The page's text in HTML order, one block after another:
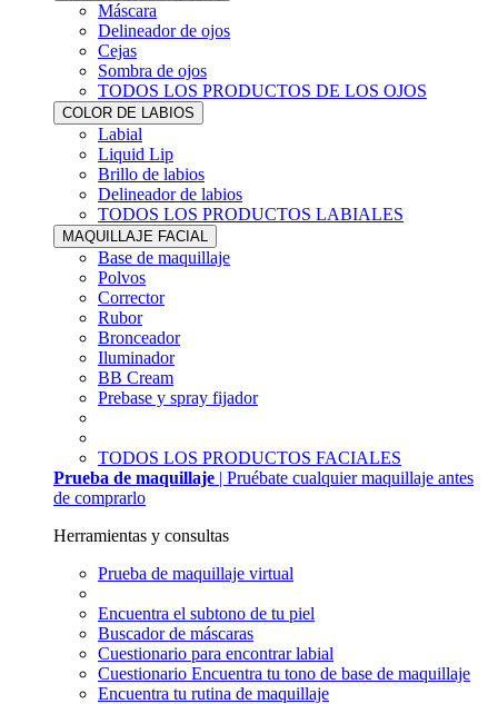
Máscara
Delineador de ojos
Cejas
Sombra de ojos
TODOS LOS PRODUCTOS DE LOS OJOS
COLOR DE LABIOS
Labial
Liquid Lip
Brillo de labios
Delineador de labios
TODOS LOS PRODUCTOS LABIALES
MAQUILLAJE FACIAL
Base de maquillaje
Polvos
Corrector
Rubor
Bronceador
Iluminador
BB Cream
Prebase y spray fijador
TODOS LOS PRODUCTOS FACIALES
Prueba de maquillaje | Pruébate cualquier maquillaje antes
de comprarlo
Herramientas y consultas
Prueba de maquillaje virtual
Encuentra el subtono de tu piel
Buscador de máscaras
Cuestionario para encontrar labial
Cuestionario Encuentra tu tono de base de maquillaje
Encuentra tu rutina de maquillaje